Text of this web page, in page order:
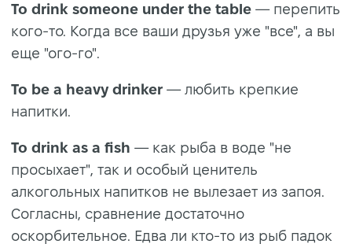
To drink someone under the table — перепить
кого-то. Когда все ваши друзья уже "все", а вы
еще "ого-го".
To be a heavy drinker — любить крепкие
напитки.
To drink as a fish — как рыба в воде "не
просыхает", так и особый ценитель
алкогольных напитков не вылезает из запоя.
Согласны, сравнение достаточно
оскорбительное. Едва ли кто-то из рыб падок